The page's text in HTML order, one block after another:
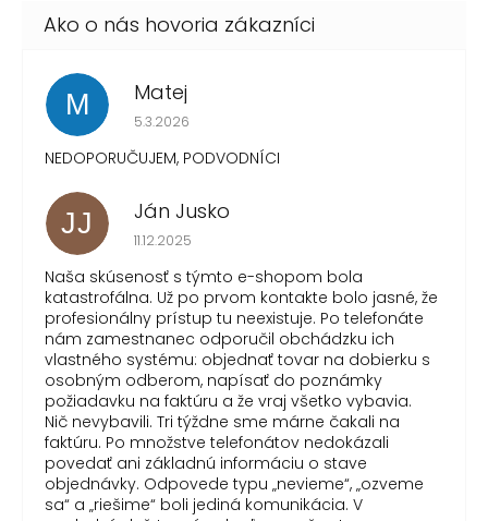
M Matej
Hodnotenie obchodu je 1 z 5 hviezdičiek.
5.3.2026
NEDOPORUČUJEM, PODVODNÍCI
JJ Ján Jusko
Hodnotenie obchodu je 1 z 5 hviezdičiek.
11.12.2025
Naša skúsenosť s týmto e-shopom bola
katastrofálna. Už po prvom kontakte bolo jasné, že
profesionálny prístup tu neexistuje. Po telefonáte
nám zamestnanec odporučil obchádzku ich
vlastného systému: objednať tovar na dobierku s
osobným odberom, napísať do poznámky
požiadavku na faktúru a že vraj všetko vybavia.
Nič nevybavili. Tri týždne sme márne čakali na
faktúru. Po množstve telefonátov nedokázali
povedať ani základnú informáciu o stave
objednávky. Odpovede typu „nevieme“, „ozveme
sa“ a „riešime“ boli jediná komunikácia. V